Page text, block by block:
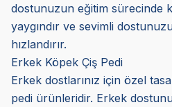
dostunuzun eğitim sürecinde
yaygındır ve sevimli
hızlandırır.
Erkek Köpek Çiş Pedi
Erkek dostlarınız için özel
pedi ürünleridir. Erkek